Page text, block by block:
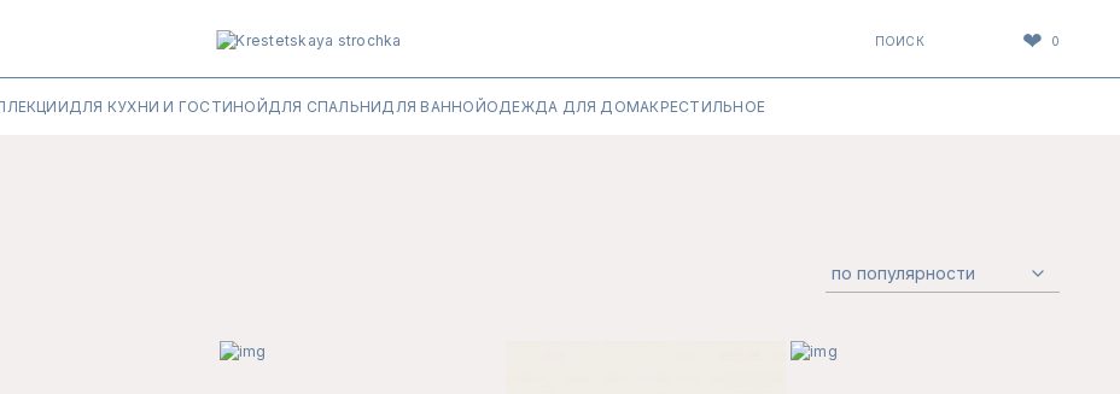
ПОИСК ❤ 0
ДЛЯ КУХНИ И ГОСТИНОЙДЛЯ СПАЛЬНИДЛЯ ВАННОЙОДЕЖДА ДЛЯ ДОМАКРЕСТИЛЬНОЕ